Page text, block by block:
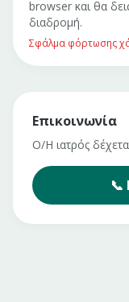
browser και θα
διαδρομή.
Σφάλμα φόρτωσης
Επικοινωνία
Ο/Η ιατρός
📞